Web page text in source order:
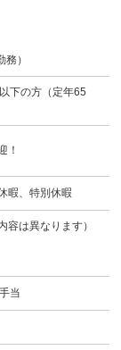
）
下の方（定年65
！
暇、特別休暇
容は異なります）
当